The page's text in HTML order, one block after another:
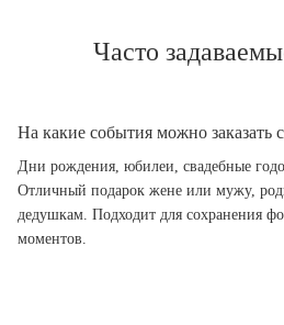
Часто
На какие события можно заказать
Дни рождения, юбилеи, свадебные
Отличный подарок жене или мужу,
дедушкам. Подходит для сохранения
моментов.